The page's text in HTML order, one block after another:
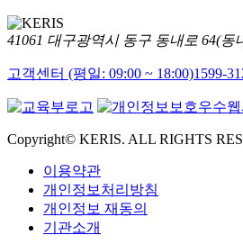
41061 대구광역시 동구 동내로 64(동
고객센터 (평일: 09:00 ~ 18:00)1599-
Copyright© KERIS. ALL RIGHTS
이용약관
개인정보처리방침
개인정보 재동의
기관소개